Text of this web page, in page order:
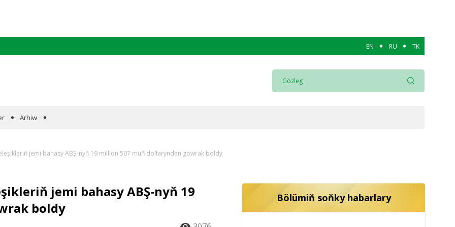
EN RU TK
Arhiw
jemi bahasy ABŞ-nyň 19 million 507 müň dollaryndan gowrak boldy
jemi bahasy ABŞ-nyň 19
boldy
Bölümiň soňky habarlary